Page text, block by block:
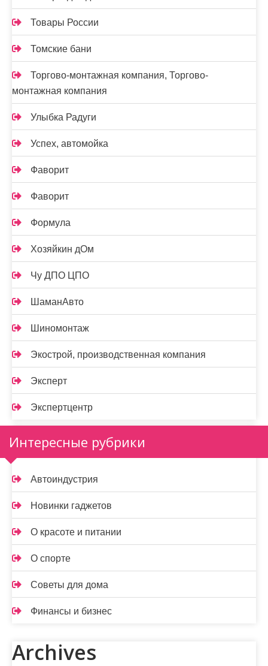
Товары России
Томские бани
Торгово-монтажная компания, Торгово-
монтажная компания
Улыбка Радуги
Успех, автомойка
Фаворит
Фаворит
Формула
Хозяйкин дОм
Чу ДПО ЦПО
ШаманАвто
Шиномонтаж
Экострой, производственная компания
Эксперт
Экспертцентр
Интересные рубрики
Автоиндустрия
Новинки гаджетов
О красоте и питании
О спорте
Советы для дома
Финансы и бизнес
Archives